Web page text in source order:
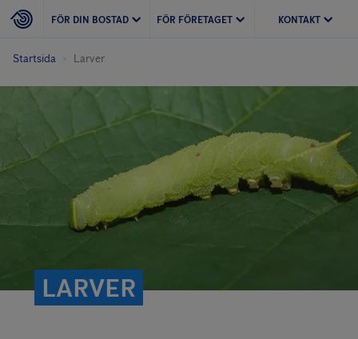
FÖR DIN BOSTAD FÖR FÖRETAGET KONTAKT
Startsida Larver
LARVER